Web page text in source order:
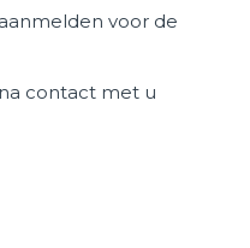
aanmelden voor de
contact met u